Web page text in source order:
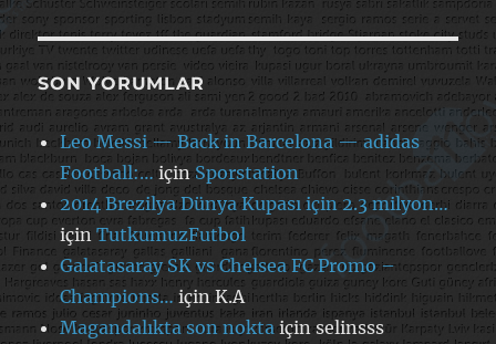
SON YORUMLAR
Leo Messi — Back in Barcelona — adidas
Football:…içinSporstation
2014 Brezilya Dünya Kupası için 2.3 milyon…
içinTutkumuzFutbol
Galatasaray SK vs Chelsea FC Promo –
Champions… içinK.A
Magandalıkta son noktaiçinselinsss